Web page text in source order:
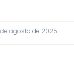
agosto de 2025